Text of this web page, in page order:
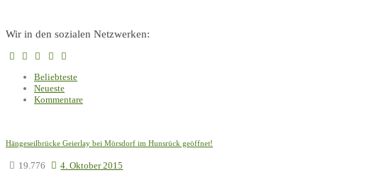
Wir in den sozialen Netzwerken:
Beliebteste
Neueste
Kommentare
Hängeseilbrücke Geierlay bei Mörsdorf im Hunsrück geöffnet!
19.776 4. Oktober 2015